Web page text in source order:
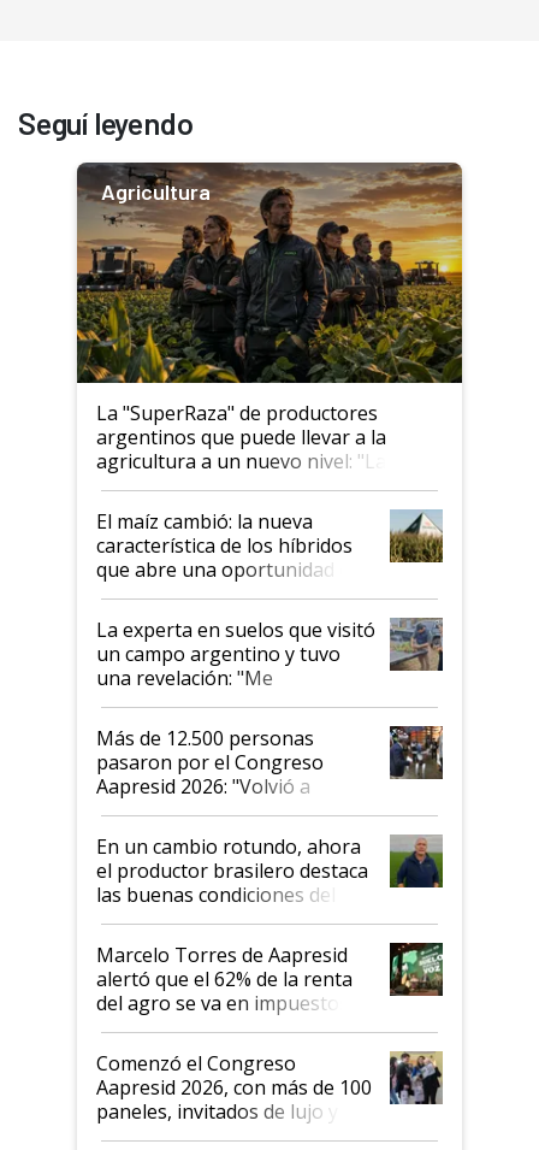
Seguí leyendo
Agricultura
La "SuperRaza" de productores
argentinos que puede llevar a la
agricultura a un nuevo nivel: "Las
posibilidades de crecimiento son
infinitas"
El maíz cambió: la nueva
característica de los híbridos
que abre una oportunidad en
el lote
La experta en suelos que visitó
un campo argentino y tuvo
una revelación: "Me
impresionó mucho"
Más de 12.500 personas
pasaron por el Congreso
Aapresid 2026: "Volvió a
demostrar que hablar del
suelo es hablar de todo el
sistema productivo"
En un cambio rotundo, ahora
el productor brasilero destaca
las buenas condiciones del
agro argentino para invertir:
"Los veo más motivados"
Marcelo Torres de Aapresid
alertó que el 62% de la renta
del agro se va en impuestos:
"No es bueno que en
Argentina se sigan discutiendo
las mismas cosas de hace 50
años"
Comenzó el Congreso
Aapresid 2026, con más de 100
paneles, invitados de lujo y
todas las tendencias